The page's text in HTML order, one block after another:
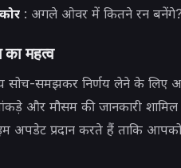
: अगले ओवर में कितने रन बनेंगे?
महत्व
सोच-समझकर निर्णय लेने के लिए
और मौसम की जानकारी शामिल
अपडेट प्रदान करते हैं ताकि आपको